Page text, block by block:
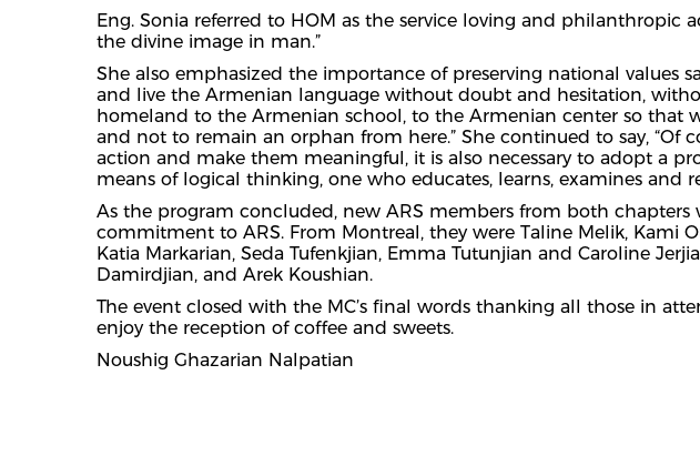
Eng. Sonia referred to HOM as the service loving and philanthropic
the divine image in man.”
She also emphasized the importance of preserving national values
and live the Armenian language without doubt and hesitation,
homeland to the Armenian school, to the Armenian center so that
and not to remain an orphan from here.” She continued to say, “Of
action and make them meaningful, it is also necessary to adopt a
means of logical thinking, one who educates, learns, examines and
As the program concluded, new ARS members from both
commitment to ARS. From Montreal, they were Taline Melik, Kami
Katia Markarian, Seda Tufenkjian, Emma Tutunjian and Caroline
Damirdjian, and Arek Koushian.
The event closed with the MC’s final words thanking all those in
enjoy the reception of coffee and sweets.
Noushig Ghazarian Nalpatian